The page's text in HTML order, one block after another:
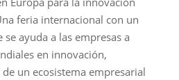
feria internacional con un
ayuda a las empresas a
en innovación,
un ecosistema empresarial